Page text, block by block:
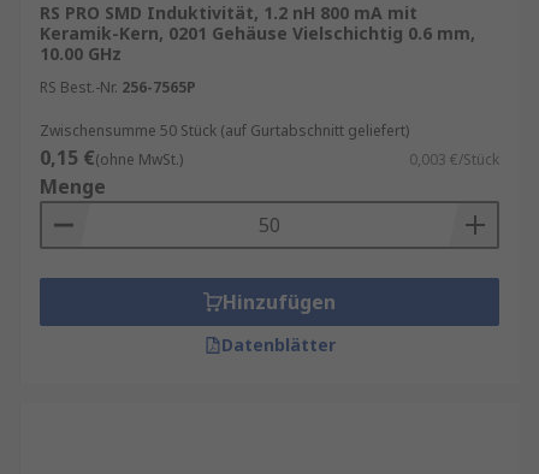
RS PRO SMD Induktivität, 1.2 nH 800 mA mit
Keramik-Kern, 0201 Gehäuse Vielschichtig 0.6 mm,
10.00 GHz
RS Best.-Nr. 256-7565P
Zwischensumme 50 Stück (auf Gurtabschnitt geliefert)
0,15 €(ohne MwSt.) 0,003 €/Stück
Menge
Hinzufügen
Datenblätter